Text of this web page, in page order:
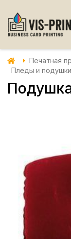
Печатная
Пледы и подушки